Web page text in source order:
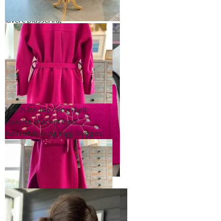
bysten. Jeg valgte enn
lavere plassering
Modellen er lengre bak end foran
En anden lekker detalje er de
broderte lommene og
lommeklaffene
Line2Line J467 er en helt
klassisk shacket med
bærestykke og legg i ryggen.